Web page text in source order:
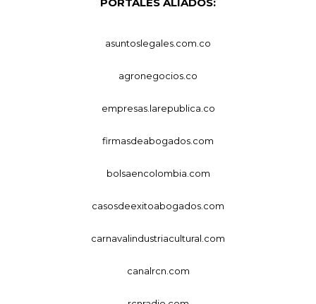
asuntoslegales.com.co
agronegocios.co
empresas.larepublica.co
firmasdeabogados.com
bolsaencolombia.com
casosdeexitoabogados.com
carnavalindustriacultural.com
canalrcn.com